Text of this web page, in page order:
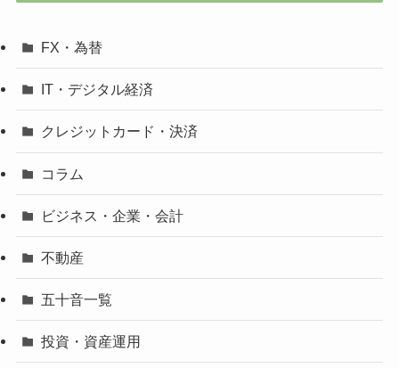
FX・為替
IT・デジタル経済
クレジットカード・決済
コラム
ビジネス・企業・会計
不動産
五十音一覧
投資・資産運用